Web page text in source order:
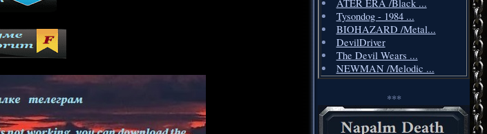
ATER ERA /Black ...
Tysondog - 1984 ...
BIOHAZARD /Metal...
DevilDriver
The Devil Wears ...
NEWMAN /Melodic ...
***